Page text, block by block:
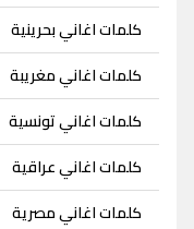
كلمات اغاني بحرينية
كلمات اغاني مغريبة
كلمات اغاني تونسية
كلمات اغاني عراقية
كلمات اغاني مصرية